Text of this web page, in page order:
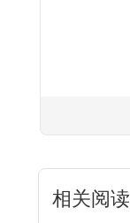
相关阅读